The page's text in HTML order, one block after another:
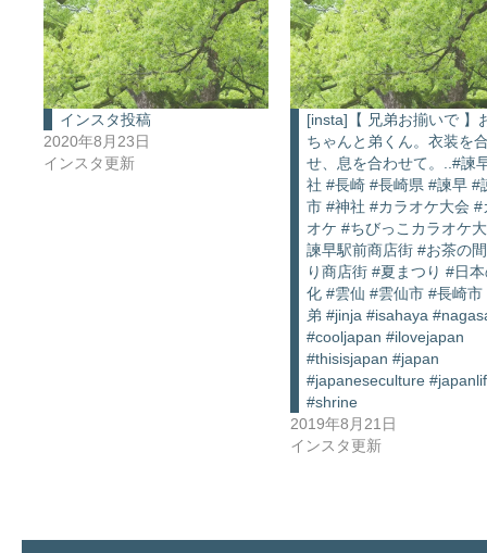
インスタ投稿
2020年8月23日
インスタ更新
[insta]【 兄弟お揃いで 】
ちゃんと弟くん。衣装を
せ、息を合わせて。..#諫
社 #長崎 #長崎県 #諫早 #
市 #神社 #カラオケ大会 #
オケ #ちびっこカラオケ
諫早駅前商店街 #お茶の
り商店街 #夏まつり #日
化 #雲仙 #雲仙市 #長崎市
弟 #jinja #isahaya
#cooljapan #ilovejapan
#thisisjapan #japan
#japaneseculture
#shrine
2019年8月21日
インスタ更新